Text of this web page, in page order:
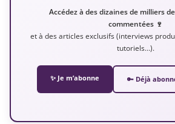
Accédez à des dizaines de milliers
commentées 🍷
et à des articles exclusifs (interviews
tutoriels…).
✨ Je m’abonne 🔑 Déjà